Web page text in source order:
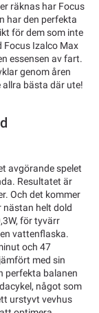
räknas har Focus
har den perfekta
för dem som inte
Focus Izalco Max
essensen av fart.
genom åren
bästa där ute!
avgörande spelet
Resultatet är
Och det kommer
nästan helt dold
för tyvärr
vattenflaska.
och 47
med sin
perfekta balanen
något som
urstyvt vevhus